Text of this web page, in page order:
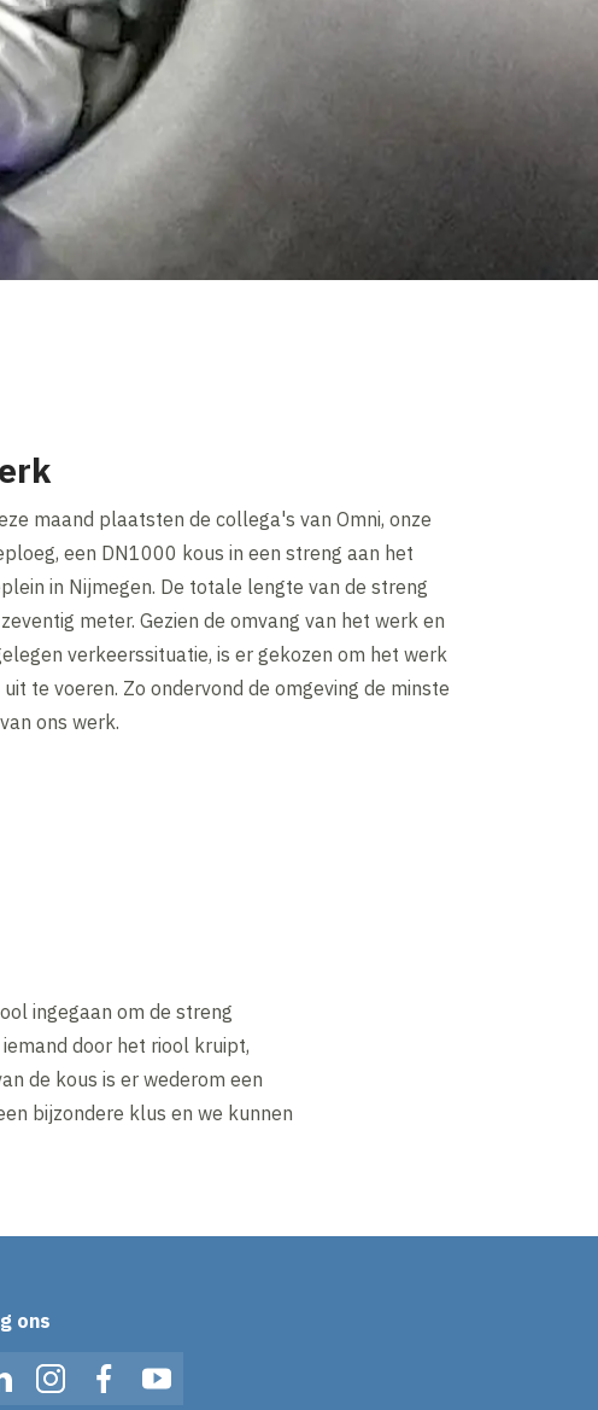
maand plaatsten de collega's van Omni, onze
een DN1000 kous in een streng aan het
in Nijmegen. De totale lengte van de streng
meter. Gezien de omvang van het werk en
verkeerssituatie, is er gekozen om het werk
uit te voeren. Zo ondervond de omgeving de minste
ons werk.
ingegaan om de streng
door het riool kruipt,
de kous is er wederom een
bijzondere klus en we kunnen
ons
InstagramFacebookYouTube